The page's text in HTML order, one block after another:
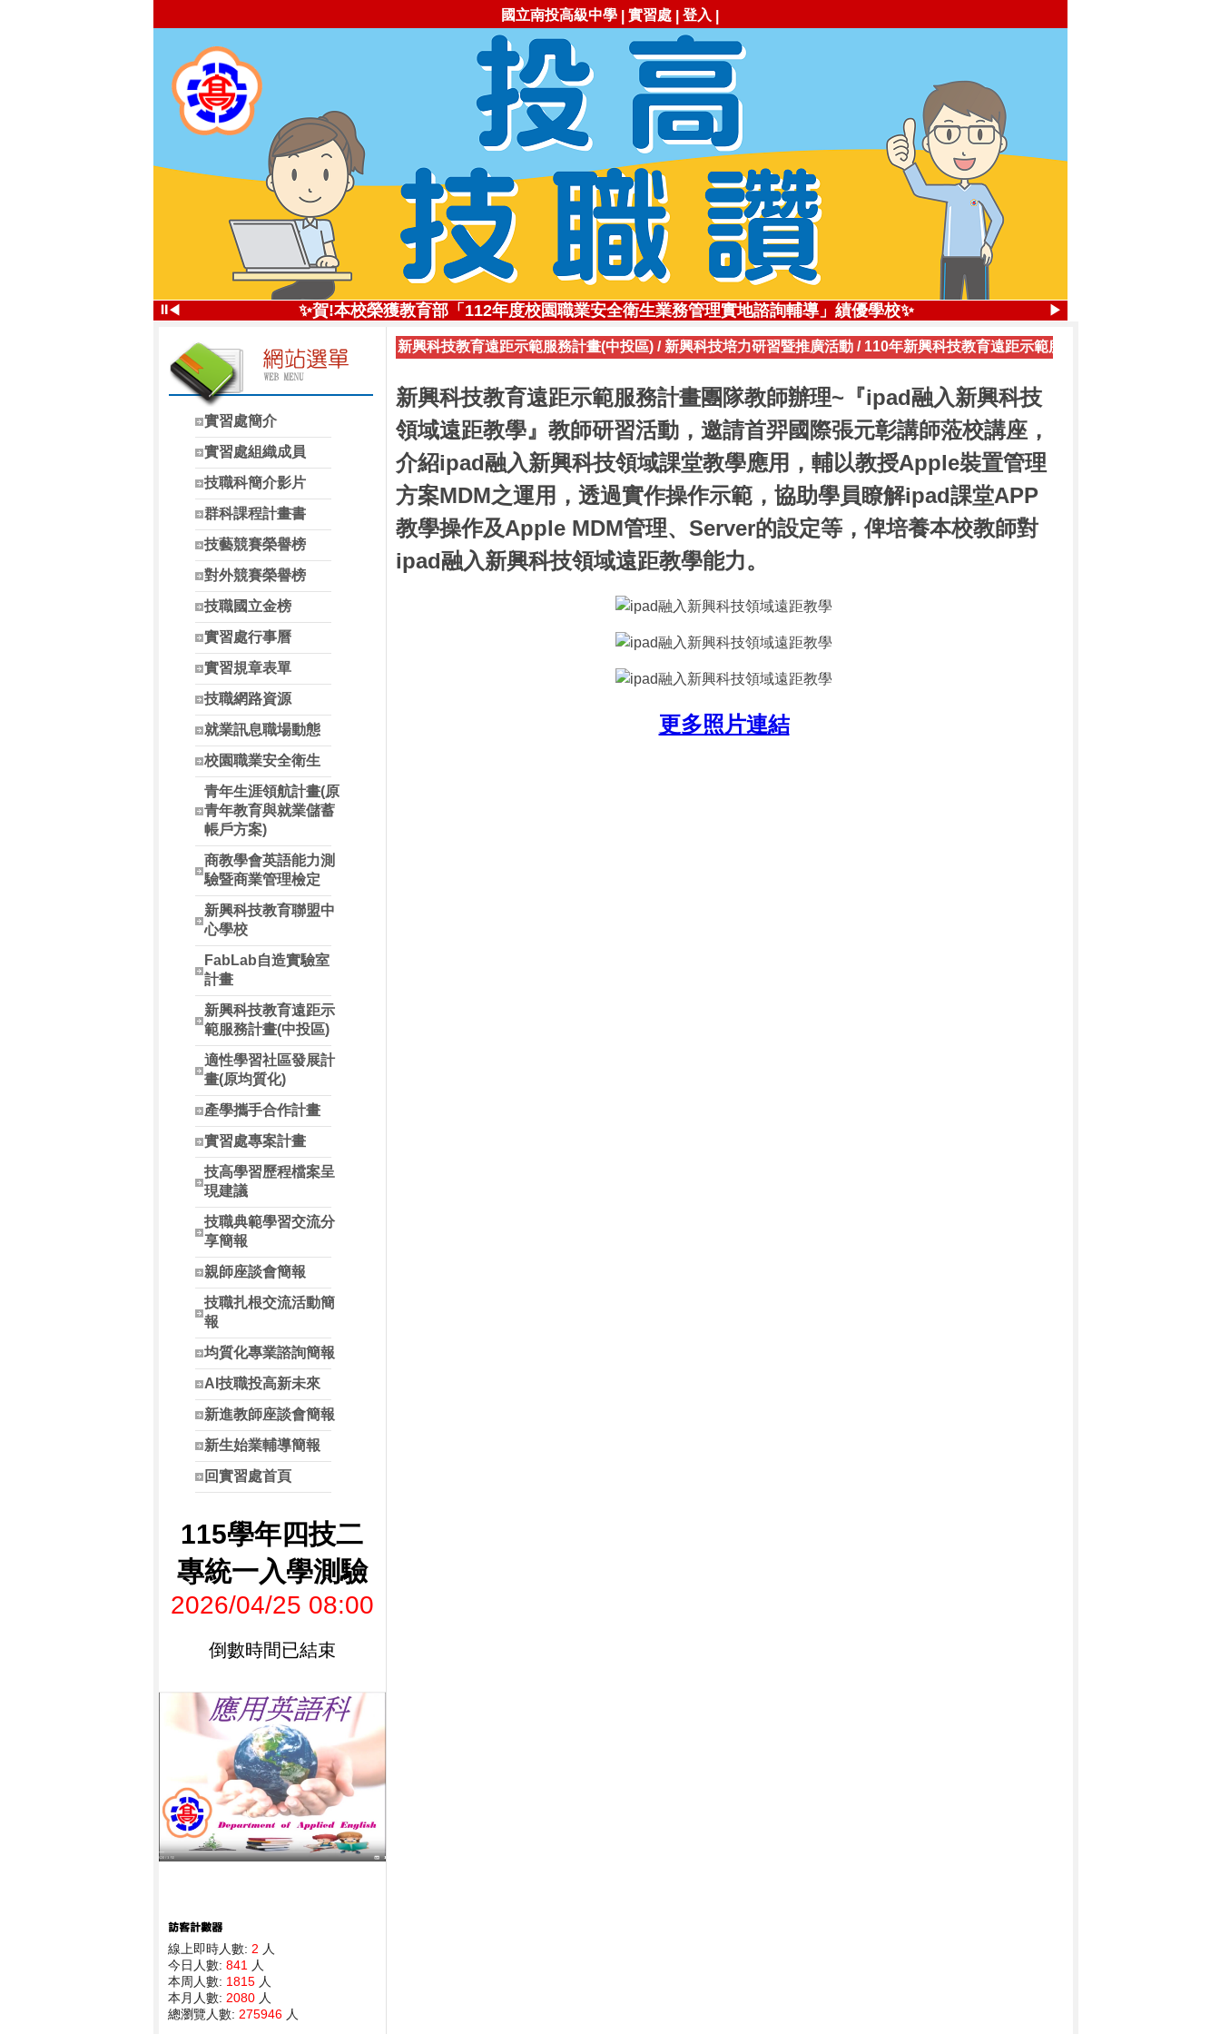
國立南投高級中學 實習處 登入
⏸◀
✨投高技職尚勇!✨113學年全國工商業類科技藝競賽，勇奪1座金手獎，4座優勝獎
✨賀!本校榮獲教育部「112年度校園職業安全衛生業務管理實地諮詢輔導」績優學校✨
投高技職讚!113年南投高中職業類科錄取國立大專院校比率高達71.84%
✨五星好評 投高技職✨112學年全國工商業類科技藝競賽，勇奪3座金手獎，2座優勝獎
自造實驗室受邀参加勞動部2020創客嘉年華展
南投縣高中職校長參訪本校電商科新興科技無人智慧商店
▶
實習處簡介
實習處組織成員
技職科簡介影片
群科課程計畫書
技藝競賽榮譽榜
對外競賽榮譽榜
技職國立金榜
實習處行事曆
實習規章表單
技職網路資源
就業訊息職場動態
校園職業安全衛生
青年生涯領航計畫(原
青年教育與就業儲蓄
帳戶方案)
商教學會英語能力測
驗暨商業管理檢定
新興科技教育聯盟中
心學校
FabLab自造實驗室
計畫
新興科技教育遠距示
範服務計畫(中投區)
適性學習社區發展計
畫(原均質化)
產學攜手合作計畫
實習處專案計畫
技高學習歷程檔案呈
現建議
技職典範學習交流分
享簡報
親師座談會簡報
技職扎根交流活動簡
報
均質化專業諮詢簡報
AI技職投高新未來
新進教師座談會簡報
新生始業輔導簡報
回實習處首頁
115學年四技二
專統一入學測驗
2026/04/25 08:00
倒數時間已結束
線上即時人數: 2 人
今日人數: 841
人
本周人數: 1815人
本月人數: 2080人
總瀏覽人數: 275946人
新興科技教育遠距示範服務計畫(中投區)/ 新興科技培力研習暨推廣活動/ 110年新興科技教育遠距示範服務計畫(點擊更多內容)
新興科技教育遠距示範服務計畫團隊教師辦理~『ipad融入新興科技
領域遠距教學』教師研習活動，邀請首羿國際張元彰講師蒞校講座，
介紹ipad融入新興科技領域課堂教學應用，輔以教授Apple裝置管理
方案MDM之運用，透過實作操作示範，協助學員瞭解ipad課堂APP
教學操作及Apple MDM管理、Server的設定等，俾培養本校教師對
ipad融入新興科技領域遠距教學能力。
更多照片連結